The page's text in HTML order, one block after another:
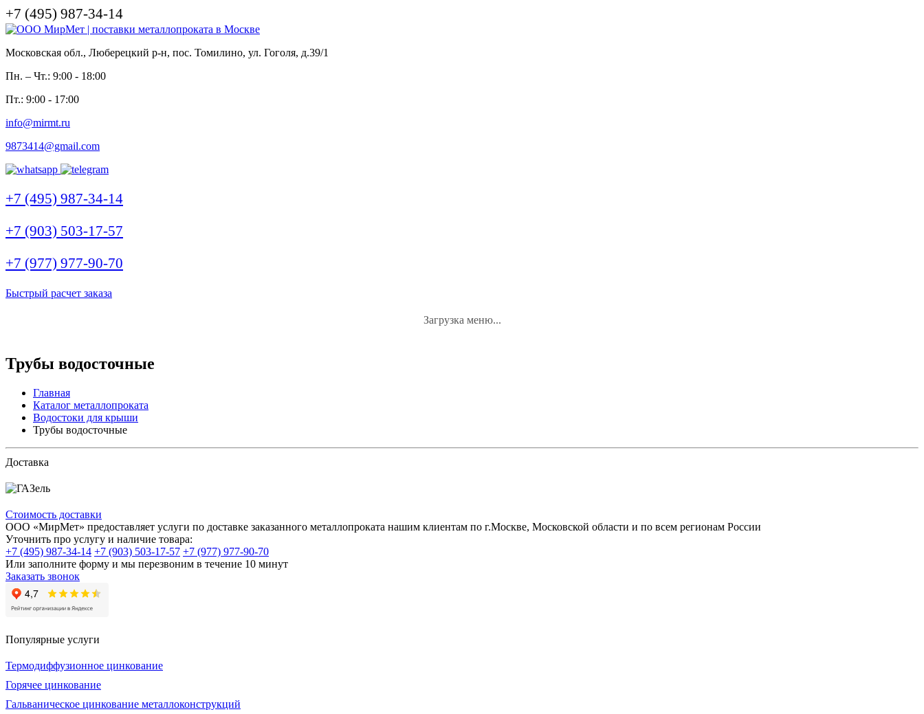
+7 (495) 987-34-14
Московская обл., Люберецкий р-н, пос. Томилино, ул. Гоголя, д.39/1
Пн. – Чт.: 9:00 - 18:00
Пт.: 9:00 - 17:00
info@mirmt.ru
9873414@gmail.com
+7 (495) 987-34-14
+7 (903) 503-17-57
+7 (977) 977-90-70
Быстрый расчет заказа
Загрузка меню...
Трубы водосточные
Главная
Каталог металлопроката
Водостоки для крыши
Трубы водосточные
Доставка
Стоимость доставки
ООО «МирМет» предоставляет услуги по доставке заказанного металлопроката нашим клиентам по г.Москве, Московской области и по всем регионам России
Уточнить про услугу и наличие товара:
+7 (495) 987-34-14 +7 (903) 503-17-57 +7 (977) 977-90-70
Или заполните форму и мы перезвоним в течение 10 минут
Заказать звонок
Популярные услуги
Термодиффузионное цинкование
Горячее цинкование
Гальваническое цинкование металлоконструкций